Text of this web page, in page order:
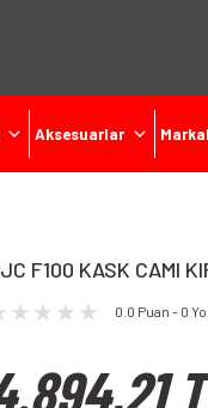
Aksesuarlar
F100 KASK CAMI
0.0 Puan - 0